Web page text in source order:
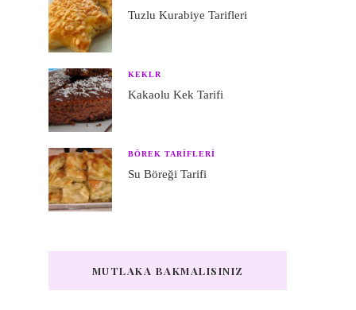
Tuzlu Kurabiye Tarifleri
KEKLR
Kakaolu Kek Tarifi
BÖREK TARIFLERI
Su Böreği Tarifi
MUTLAKA BAKMALISINIZ